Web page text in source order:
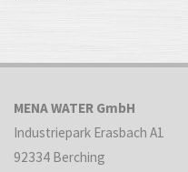
MENA WATER GmbH
Industriepark Erasbach A1
92334 Berching